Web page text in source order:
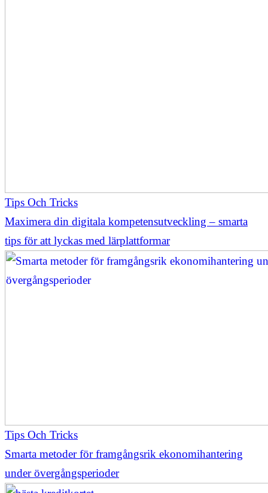
Tips Och Tricks
Maximera din digitala kompetensutveckling – smarta
tips för att lyckas med lärplattformar
Tips Och Tricks
Smarta metoder för framgångsrik ekonomihantering
under övergångsperioder